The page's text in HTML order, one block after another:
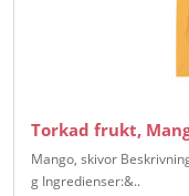
Torkad frukt,
Mango, skivor
g Ingredienser:&..